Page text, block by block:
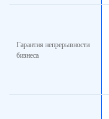
Гарантия непрерывности
бизнеса